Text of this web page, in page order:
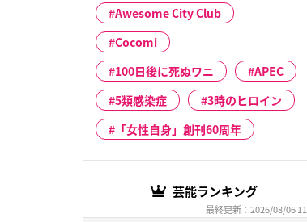
Awesome City Club
Cocomi
100日後に死ぬワニ
APEC
5類感染症
3時のヒロイン
「女性自身」創刊60周年
芸能ランキング
最終更新：2026/08/06